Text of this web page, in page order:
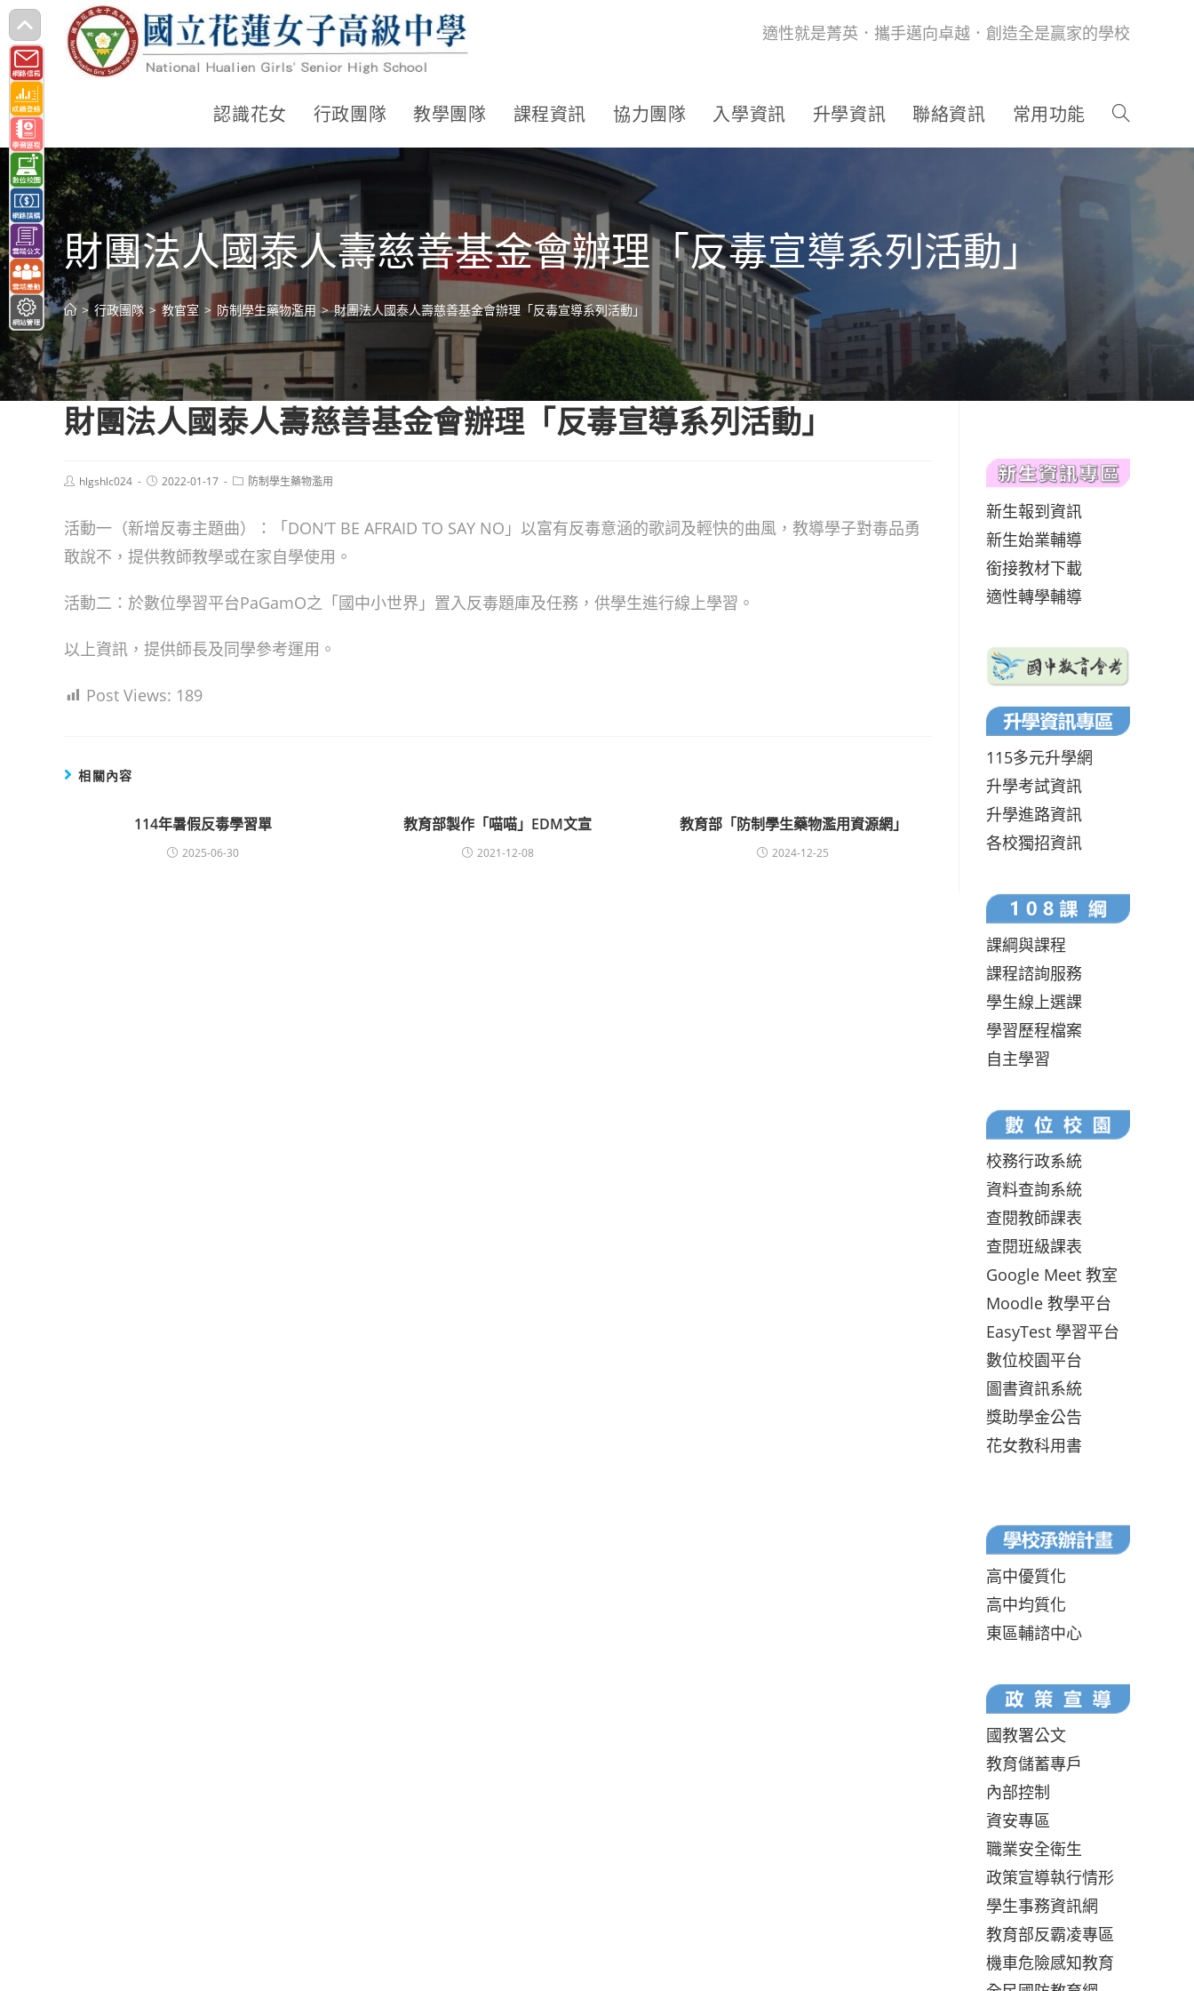
跳
轉
至
主
要
內
容
適性就是菁英．攜手邁向卓越．創造全是贏家的學校
認識花女 行政團隊 教學團隊 課程資訊 協力團隊 入學資訊 升學資訊 聯絡資訊 常用功能
財團法人國泰人壽慈善基金會辦理「反毒宣導系列活動」
> 行政團隊 > 教官室 > 防制學生藥物濫用 > 財團法人國泰人壽慈善基金會辦理「反毒宣導系列活動」
財團法人國泰人壽慈善基金會辦理「反毒宣導系列活動」
Posthlgshlc024
Post2022-01-17
Post防制學生藥物濫用
活動一（新增反毒主題曲）：「DON’T BE AFRAID TO SAY NO」以富有反毒意涵的歌詞及輕快的曲風，教導學子對毒品勇
敢說不，提供教師教學或在家自學使用。
活動二：於數位學習平台PaGamO之「國中小世界」置入反毒題庫及任務，供學生進行線上學習。
以上資訊，提供師長及同學參考運用。
Post Views: 189
相關內容
114年暑假反毒學習單
2025-06-30
教育部製作「喵喵」EDM文宣
2021-12-08
教育部「防制學生藥物濫用資源網」
2024-12-25
新生報到資訊
新生始業輔導
銜接教材下載
適性轉學輔導
115多元升學網
升學考試資訊
升學進路資訊
各校獨招資訊
課綱與課程
課程諮詢服務
學生線上選課
學習歷程檔案
自主學習
校務行政系統
資料查詢系統
查閱教師課表
查閱班級課表
Google Meet 教室
Moodle 教學平台
EasyTest 學習平台
數位校園平台
圖書資訊系統
獎助學金公告
花女教科用書
高中優質化
高中均質化
東區輔諮中心
國教署公文
教育儲蓄專戶
內部控制
資安專區
職業安全衛生
政策宣導執行情形
學生事務資訊網
教育部反霸凌專區
機車危險感知教育